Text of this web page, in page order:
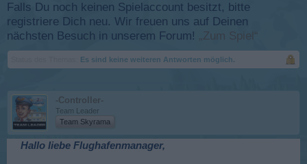
Falls Du noch keinen Spielaccount besitzt, bitte
registriere Dich neu. Wir freuen uns auf Deinen
nächsten Besuch in unserem Forum! „Zum Spiel“
Es sind keine weiteren Antworten möglich.
-Controller-
Team Leader
Team Skyrama
Hallo liebe Flughafenmanager,